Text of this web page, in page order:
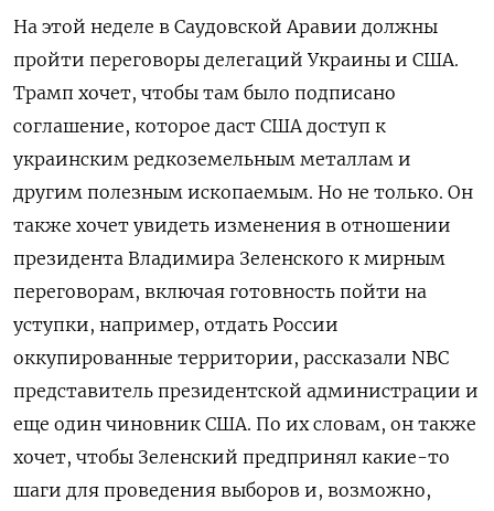
На этой неделе в Саудовской Аравии должны
пройти переговоры делегаций Украины и США.
Трамп хочет, чтобы там было подписано
соглашение, которое даст США доступ к
украинским редкоземельным металлам и
другим полезным ископаемым. Но не только. Он
также хочет увидеть изменения в отношении
президента Владимира Зеленского к мирным
переговорам, включая готовность пойти на
уступки, например, отдать России
оккупированные территории, рассказали NBC
представитель президентской администрации и
еще один чиновник США. По их словам, он также
хочет, чтобы Зеленский предпринял какие-то
шаги для проведения выборов и, возможно,